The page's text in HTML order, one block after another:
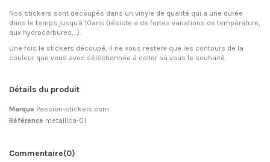
Nos stickers sont decoupés dans un vinyle de qualité qui a une durée
dans le temps jusqu'à 10ans (résiste a de fortes variations de température,
aux hydrocarbures,...).
Une fois le stickers découpé, il ne vous restera que les contours de la
couleur que vous avec séléctionnée à coller où vous le souhaité.
Détails du produit
Marque Passion-stickers.com
Référence metallica-01
Commentaire(0)